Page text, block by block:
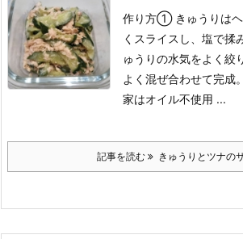
作り方① きゅうりはヘ
くスライスし、塩で揉
ゅうりの水気をよく絞
よく混ぜ合わせて完成。
家はオイル不使用 ...
記事を読む きゅうりとツナの